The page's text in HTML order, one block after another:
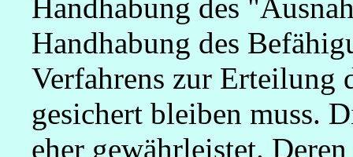
Handhabung des
Handhabung des
Verfahrens zur Erteilung
gesichert bleiben muss.
eher gewährleistet.